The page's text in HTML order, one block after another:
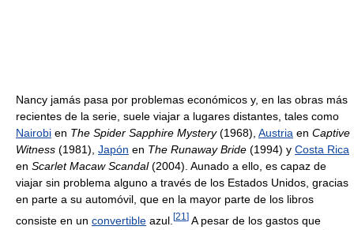
Nancy jamás pasa por problemas económicos y, en las obras más
recientes de la serie, suele viajar a lugares distantes, tales como
Nairobi en The Spider Sapphire Mystery(1968), Austria en Captive
Witness (1981), Japón en The Runaway Bride (1994) y Costa Rica
en Scarlet Macaw Scandal(2004). Aunado a ello, es capaz de
viajar sin problema alguno a través de los Estados Unidos, gracias
en parte a su automóvil, que en la mayor parte de los libros
consiste en un convertible azul. [21 ] A pesar de los gastos que